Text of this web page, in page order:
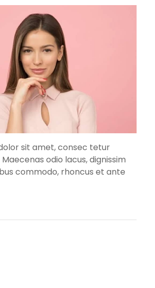
sit amet, consec tetur
odio lacus, dignissim
commodo, rhoncus et ante